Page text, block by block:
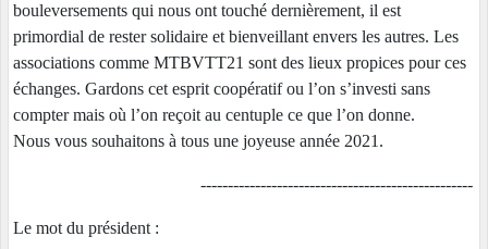
bouleversements qui nous ont touché dernièrement, il est
primordial de rester solidaire et bienveillant envers les autres. Les
associations comme MTBVTT21 sont des lieux propices pour ces
échanges. Gardons cet esprit coopératif ou l’on s’investi sans
compter mais où l’on reçoit au centuple ce que l’on donne.
Nous vous souhaitons à tous une joyeuse année 2021.
--------------------------------------------------
Le mot du président :